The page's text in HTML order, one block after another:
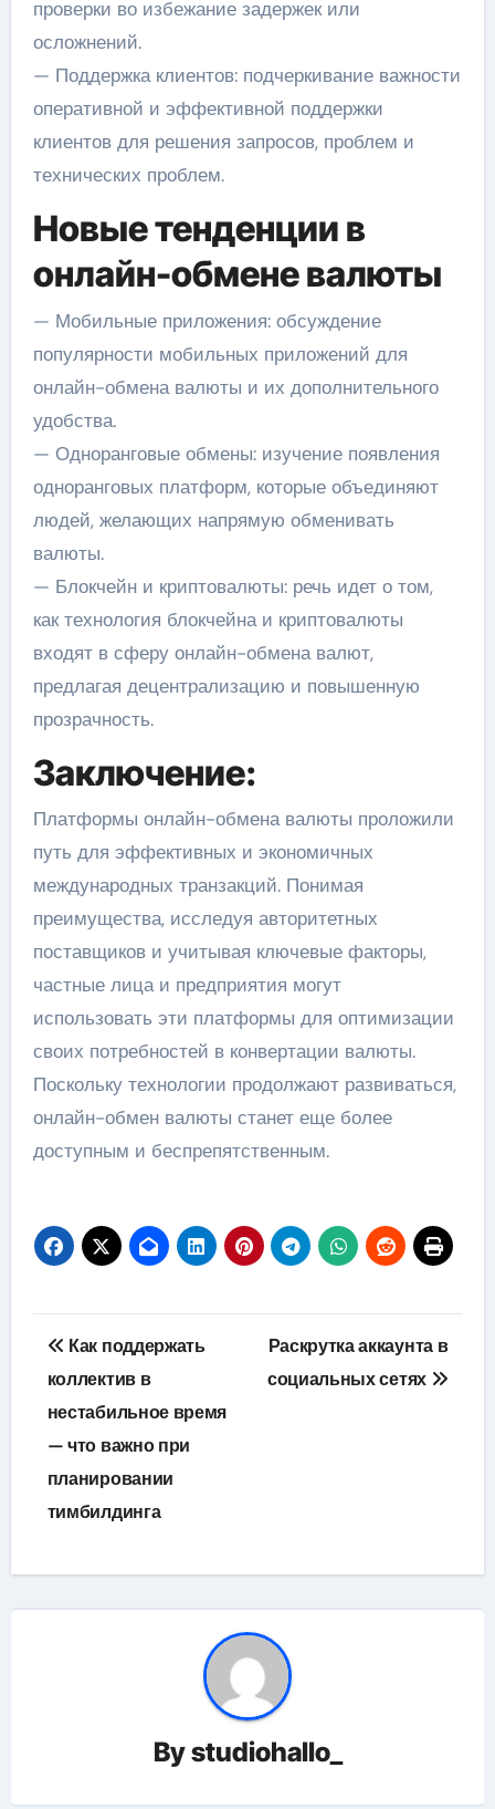
проверки во избежание задержек или
осложнений.
— Поддержка клиентов: подчеркивание важности
оперативной и эффективной поддержки
клиентов для решения запросов, проблем и
технических проблем.
Новые тенденции в
онлайн-обмене валюты
— Мобильные приложения: обсуждение
популярности мобильных приложений для
онлайн-обмена валюты и их дополнительного
удобства.
— Одноранговые обмены: изучение появления
одноранговых платформ, которые объединяют
людей, желающих напрямую обменивать
валюты.
— Блокчейн и криптовалюты: речь идет о том,
как технология блокчейна и криптовалюты
входят в сферу онлайн-обмена валют,
предлагая децентрализацию и повышенную
прозрачность.
Заключение:
Платформы онлайн-обмена валюты проложили
путь для эффективных и экономичных
международных транзакций. Понимая
преимущества, исследуя авторитетных
поставщиков и учитывая ключевые факторы,
частные лица и предприятия могут
использовать эти платформы для оптимизации
своих потребностей в конвертации валюты.
Поскольку технологии продолжают развиваться,
онлайн-обмен валюты станет еще более
доступным и беспрепятственным.
Навигация
по
записям
Как поддержать
коллектив в
нестабильное время
— что важно при
планировании
тимбилдинга
Раскрутка аккаунта в
социальных сетях
Bystudiohallo_